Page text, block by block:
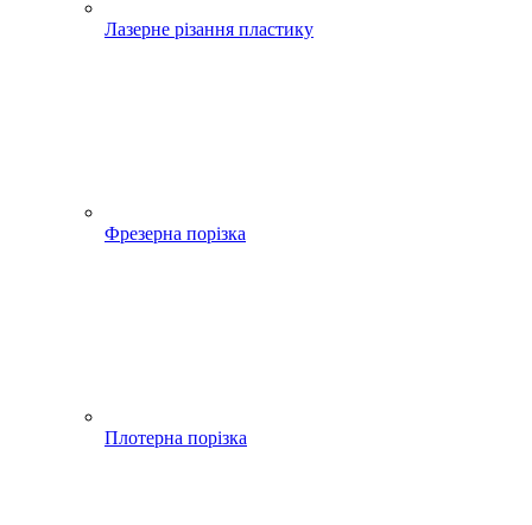
Лазерне різання пластику
Фрезерна порізка
Плотерна порізка